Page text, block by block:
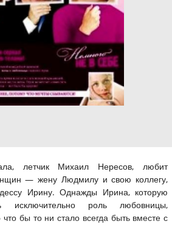
летчик Михаил Нересов, любит
— жену Людмилу и свою коллегу,
Ирину. Однажды Ирина, которую
исключительно роль любовницы,
бы то ни стало всегда быть вместе с